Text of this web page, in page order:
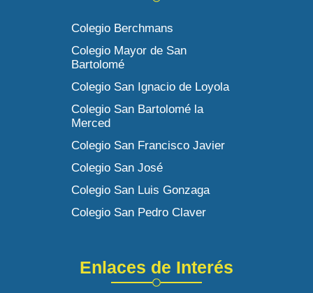
Colegio Berchmans
Colegio Mayor de San
Bartolomé
Colegio San Ignacio de Loyola
Colegio San Bartolomé la
Merced
Colegio San Francisco Javier
Colegio San José
Colegio San Luis Gonzaga
Colegio San Pedro Claver
Enlaces de Interés